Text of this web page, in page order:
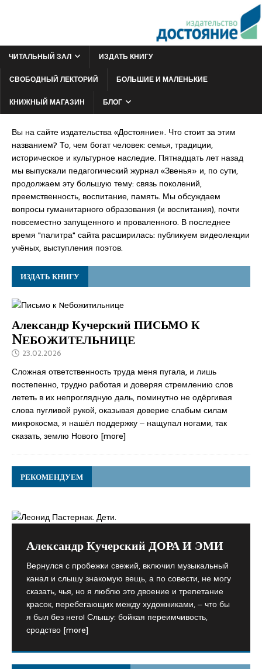
ЧИТАЛЬНЫЙ ЗАЛ
ИЗДАТЬ КНИГУ
СВОБОДНЫЙ ЛЕКТОРИЙ
БОЛЬШИЕ И МАЛЕНЬКИЕ
КНИЖНЫЙ МАГАЗИН
БЛОГ
Вы на сайте издательства «Достояние». Что стоит за этим
названием? То, чем богат человек: семья, традиции,
историческое и культурное наследие. Пятнадцать лет назад
мы выпускали педагогический журнал «Звенья» и, по сути,
продолжаем эту большую тему: связь поколений,
преемственность, воспитание, память. Мы обсуждаем
вопросы гуманитарного образования (и воспитания), почти
повсеместно запущенного и проваленного. В последнее
время "палитра" сайта расширилась: публикуем видеолекции
учёных, выступления поэтов.
ИЗДАТЬ КНИГУ
Александр Кучерский ПИСЬМО К
NЕБОЖИТЕЛЬНИЦЕ
23.02.2026
Сложная ответственность труда меня пугала, и лишь
постепенно, трудно работая и доверяя стремлению слов
лететь в их непроглядную даль, поминутно не одёргивая
слова пугливой рукой, оказывая доверие слабым силам
микрокосма, я нашёл поддержку ‒ нащупал ногами, так
сказать, землю Нового [more]
РЕКОМЕНДУЕМ
Александр Кучерский ДОРА И ЭМИ
Вернулся с пробежки свежий, включил музыкальный
канал и слышу знакомую вещь, а по совести, не могу
сказать, чья, но я люблю это двоение и трепетание
красок, перебегающих между художниками, ‒ что бы
я был без него! Слышу: бойкая переимчивость,
сродство [more]